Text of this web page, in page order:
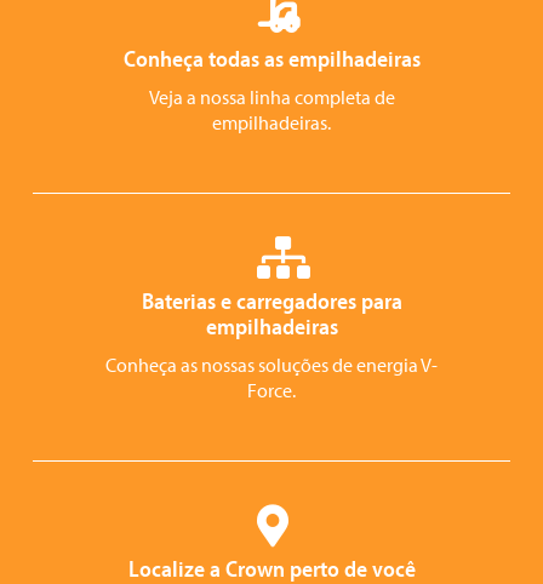
Conheça todas as empilhadeiras
Veja a nossa linha completa de
empilhadeiras.
Baterias e carregadores para
empilhadeiras
Conheça as nossas soluções de energia V-
Force.
Localize a Crown perto de você